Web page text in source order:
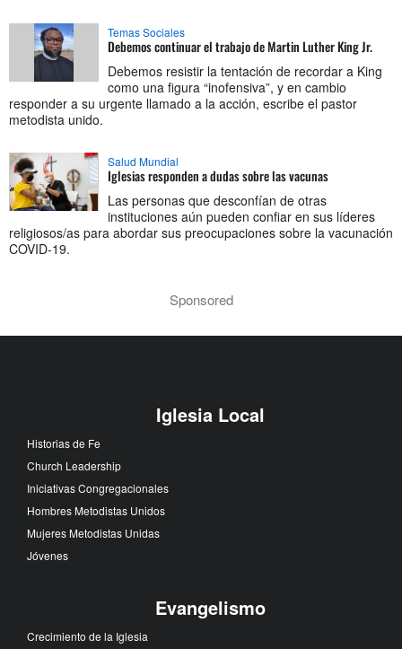
Temas Sociales
Debemos continuar el trabajo de Martin Luther King Jr.
Debemos resistir la tentación de recordar a King
como una figura “inofensiva”, y en cambio
responder a su urgente llamado a la acción, escribe el pastor
metodista unido.
Salud Mundial
Iglesias responden a dudas sobre las vacunas
Las personas que desconfían de otras
instituciones aún pueden confiar en sus líderes
religiosos/as para abordar sus preocupaciones sobre la vacunación
COVID-19.
Sponsored
Iglesia Local
Historias de Fe
Church Leadership
Iniciativas Congregacionales
Hombres Metodistas Unidos
Mujeres Metodistas Unidas
Jóvenes
Evangelismo
Crecimiento de la Iglesia